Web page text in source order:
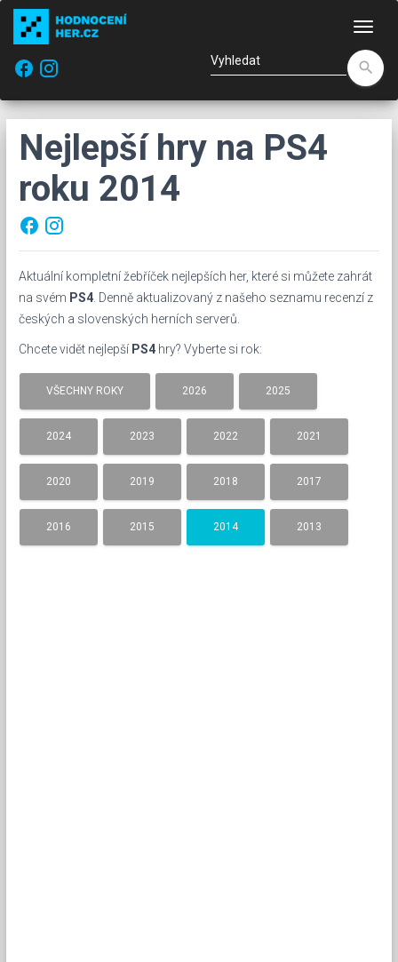
facebook
search
Nejlepší hry na PS4
roku 2014
facebook
Aktuální kompletní žebříček nejlepších her, které si můžete zahrát
na svém PS4 . Denně aktualizovaný z našeho seznamu recenzí z
českých a slovenských herních serverů.
Chcete vidět nejlepší PS4 hry? Vyberte si rok:
VŠECHNY ROKY 2026 2025
2024 2023 2022 2021
2020 2019 2018 2017
2016 2015 2014 2013